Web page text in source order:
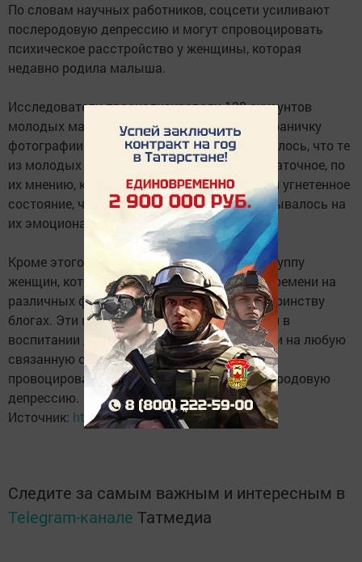
По словам научных работников, соцсети усиливают
послеродовую депрессию и могут спровоцировать
психическое расстройство у женщины, которая
недавно родила малыша.
Исследователи проанализировали 128 аккаунтов
молодых мам. Все они выкладывали на страничку
фотографии новорожденных детей. Выяснилось, что те
из молодых мам, которые получали недостаточное, по
их мнению, количество лайков, испытывали угнетенное
состояние, что естественно негативно сказывалось на
их эмоциональном состоянии.
Кроме этого, ученые выделили отельную группу
женщин, которые проводили очень много времени на
различных форумах и в посвященных материнству
блогах. Эти мамы считали себя экспертами в
воспитании детей и болезненно реагировали на любую
связанную с ребенком критику, что также
провоцировало стрессы и усиливало послеродовую
депрессию.
Источник: http://ntr-24.ru
Следите за самым важным и интересным в
Telegram-канале Татмедиа